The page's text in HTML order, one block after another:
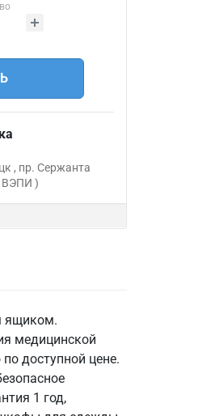
, пр. Сержанта
ВЭПИ )
ящиком.
медицинской
доступной цене.
1 год,